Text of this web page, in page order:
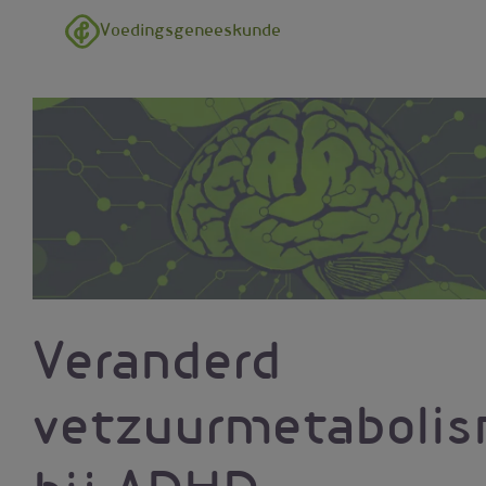
Overslaan en naar de inhoud gaan
Voedingsgeneeskunde
Veranderd